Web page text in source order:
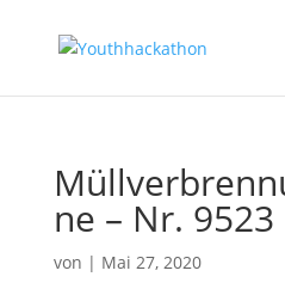
ne – Nr. 9523
von | Mai 27, 2020